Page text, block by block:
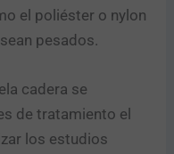
el poliéster o nylon
pesados.
cadera se
de tratamiento el
los estudios